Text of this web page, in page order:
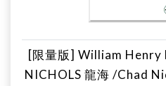
[限量版] William Henry
NICHOLS 龍海 /Chad